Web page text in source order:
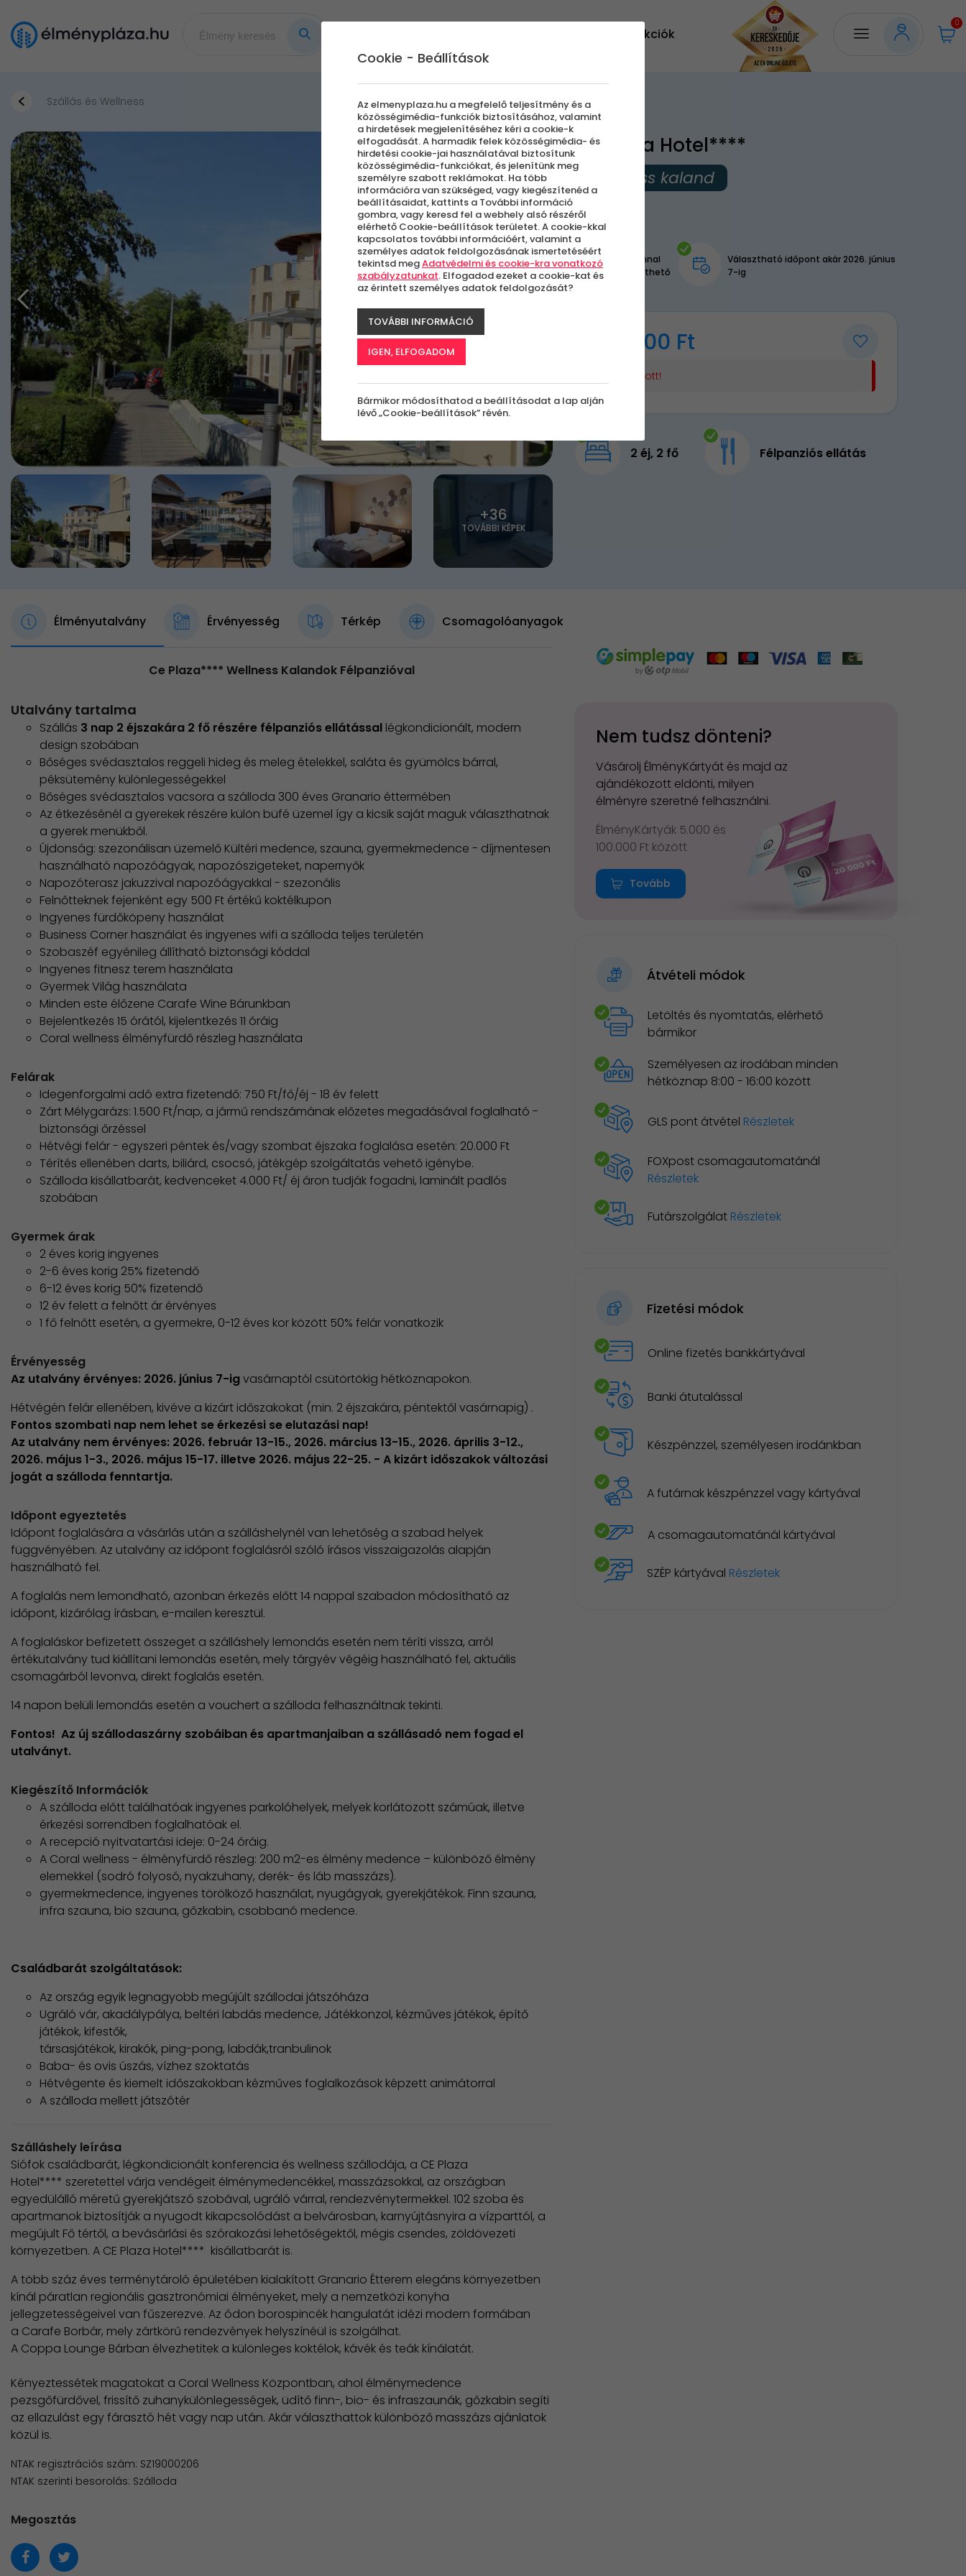
Akciók
0
Szállás és Wellness
+36
TOVÁBBI KÉPEK
CE Plaza Hotel****
Wellness kaland
Azonnal
letölthető
Választható időpont akár 2026. június
7-ig
84 900 Ft
Elfogyott!
2 éj, 2 fő Félpanziós ellátás
Élményutalvány Érvényesség Térkép Csomagolóanyagok
Ce Plaza**** Wellness Kalandok Félpanzióval
Utalvány tartalma
Szállás 3 nap 2 éjszakára 2 fő részére félpanziós ellátással légkondicionált, modern
design szobában​
Bőséges svédasztalos reggeli hideg és meleg ételekkel, saláta és gyümölcs bárral,
péksütemény különlegességekkel
Bőséges svédasztalos vacsora a szálloda 300 éves Granario éttermében
Az étkezésénél a gyerekek részére külön büfé üzemel így a kicsik saját maguk választhatnak
a gyerek menükből.
Újdonság: szezonálisan üzemelő Kültéri medence, szauna, gyermekmedence - díjmentesen
használható napozóágyak, napozószigeteket, napernyők
Napozóterasz jakuzzival napozóágyakkal - szezonális
Felnőtteknek fejenként egy 500 Ft értékű koktélkupon
Ingyenes fürdőköpeny használat
Business Corner használat és ingyenes wifi a szálloda teljes területén
Szobaszéf egyénileg állítható biztonsági kóddal
Ingyenes fitnesz terem használata
Gyermek Világ használata
Minden este élőzene Carafe Wine Bárunkban
Bejelentkezés 15 órától, kijelentkezés 11 óráig
Coral wellness élményfürdő részleg használata
Felárak
Idegenforgalmi adó extra fizetendő: 750 Ft/fő/éj - 18 év felett
Zárt Mélygarázs: 1.500 Ft/nap, a jármű rendszámának előzetes megadásával foglalható -
biztonsági őrzéssel
Hétvégi felár - egyszeri péntek és/vagy szombat éjszaka foglalása esetén: 20.000 Ft
Térítés ellenében darts, biliárd, csocsó, játékgép szolgáltatás vehető igénybe.
Szálloda kisállatbarát, kedvenceket 4.000 Ft/ éj áron tudják fogadni, laminált padlós
szobában
Gyermek árak
2 éves korig ingyenes
2-6 éves korig 25% fizetendő
6-12 éves korig 50% fizetendő
12 év felett a felnőtt ár érvényes
1 fő felnőtt esetén, a gyermekre, 0-12 éves kor között 50% felár vonatkozik
Érvényesség
Az utalvány érvényes: 2026. június 7-igvasárnaptól csütörtökig hétköznapokon.
Hétvégén felár ellenében, kivéve a kizárt időszakokat (min. 2 éjszakára, péntektől vasárnapig) .
Fontos szombati nap nem lehet se érkezési se elutazási nap!
Az utalvány nem érvényes: 2026. február 13-15., 2026. március 13-15., 2026. április 3-12.,
2026. május 1-3., 2026. május 15-17. illetve 2026. május 22-25. - A kizárt időszakok változási
jogát a szálloda fenntartja.
Időpont egyeztetés
Időpont foglalására a vásárlás után a szálláshelynél van lehetőség a szabad helyek
függvényében. Az utalvány az időpont foglalásról szóló írásos visszaigazolás alapján
használható fel.
A foglalás nem lemondható, azonban érkezés előtt 14 nappal szabadon módosítható az
időpont, kizárólag írásban, e-mailen keresztül.
A foglaláskor befizetett összeget a szálláshely lemondás esetén nem téríti vissza, arról
értékutalvány tud kiállítani lemondás esetén, mely tárgyév végéig használható fel, aktuális
csomagárból levonva, direkt foglalás esetén.
14 napon belüli lemondás esetén a vouchert a szálloda felhasználtnak tekinti.
Fontos! Az új szállodaszárny szobáiban és apartmanjaiban a szállásadó nem fogad el
utalványt.
Kiegészítő Információk
A szálloda előtt találhatóak ingyenes parkolóhelyek, melyek korlátozott számúak, illetve
érkezési sorrendben foglalhatóak el.
A recepció nyitvatartási ideje: 0-24 óráig.
A Coral wellness - élményfürdő részleg: 200 m2-es élmény medence – különböző élmény
elemekkel (sodró folyosó, nyakzuhany, derék- és láb masszázs).
gyermekmedence, ingyenes törölköző használat, nyugágyak, gyerekjátékok. Finn szauna,
infra szauna, bio szauna, gőzkabin, csobbanó medence.
Családbarát szolgáltatások:
Az ország egyik legnagyobb megújúlt szállodai játszóháza
Ugráló vár, akadálypálya, beltéri labdás medence, Játékkonzol, kézműves játékok, építő
játékok, kifestők,
​társasjátékok, kirakók, ping-pong, labdák,tranbulinok
Baba- és ovis úszás, vízhez szoktatás
Hétvégente és kiemelt időszakokban kézműves foglalkozások képzett animátorral
A szálloda mellett játszótér
Szálláshely leírása
Siófok családbarát, légkondicionált konferencia és wellness szállodája, a CE Plaza
Hotel**** szeretettel várja vendégeit élménymedencékkel, masszázsokkal, az országban
egyedülálló méretű gyerekjátszó szobával, ugráló várral, rendezvénytermekkel. 102 szoba és
apartmanok biztosítják a nyugodt kikapcsolódást a belvárosban, karnyújtásnyira a vízparttól, a
megújult Fő tértől, a bevásárlási és szórakozási lehetőségektől, mégis csendes, zöldövezeti
környezetben. A CE Plaza Hotel**** kisállatbarát is.
A több száz éves terménytároló épületében kialakított Granario Étterem elegáns környezetben
kínál páratlan regionális gasztronómiai élményeket, mely a nemzetközi konyha
jellegzetességeivel van fűszerezve. Az ódon borospincék hangulatát idézi modern formában
a Carafe Borbár, mely zártkörű rendezvények helyszínéül is szolgálhat.
A Coppa Lounge Bárban élvezhetitek a különleges koktélok, kávék és teák kínálatát.
​Kényeztessétek magatokat a Coral Wellness Központban, ahol élménymedence
pezsgőfürdővel, frissítő zuhanykülönlegességek, üdítő finn-, bio- és infraszaunák, gőzkabin segíti
az ellazulást egy fárasztó hét vagy nap után. Akár választhattok különböző masszázs ajánlatok
közül is.
NTAK regisztrációs szám: SZ19000206
NTAK szerinti besorolás: Szálloda
Megosztás
Nem tudsz dönteni?
Vásárolj ÉlményKártyát és majd az
ajándékozott eldönti, milyen
élményre szeretné felhasználni.
ÉlményKártyák 5.000 és
100.000 Ft között
Tovább
Átvételi módok
Letöltés és nyomtatás, elérhető
bármikor
Személyesen az irodában minden
hétköznap 8:00 - 16:00 között
GLS pont átvétel Részletek
FOXpost csomagautomatánál
Részletek
Futárszolgálat Részletek
Fizetési módok
Online fizetés bankkártyával
Banki átutalással
Készpénzzel, személyesen irodánkban
A futárnak készpénzzel vagy kártyával
A csomagautomatánál kártyával
SZÉP kártyával Részletek
Cookie - Beállítások
Az elmenyplaza.hu a megfelelő teljesítmény és a
közösségimédia-funkciók biztosításához, valamint
a hirdetések megjelenítéséhez kéri a cookie-k
elfogadását. A harmadik felek közösségimédia- és
hirdetési cookie-jai használatával biztosítunk
közösségimédia-funkciókat, és jelenítünk meg
személyre szabott reklámokat. Ha több
információra van szükséged, vagy kiegészítenéd a
beállításaidat, kattints a További információ
gombra, vagy keresd fel a webhely alsó részéről
elérhető Cookie-beállítások területet. A cookie-kkal
kapcsolatos további információért, valamint a
személyes adatok feldolgozásának ismertetéséért
tekintsd megAdatvédelmi és cookie-kra vonatkozó
szabályzatunkat. Elfogadod ezeket a cookie-kat és
az érintett személyes adatok feldolgozását?
TOVÁBBI INFORMÁCIÓ
IGEN, ELFOGADOM
Bármikor módosíthatod a beállításodat a lap alján
lévő „Cookie-beállítások” révén.